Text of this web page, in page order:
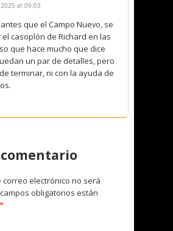
at 09:03
que el Campo Nuevo, se
casoplón de Richard en las
que hace mucho que dice
un par de detalles, pero
terminar, ni con la ayuda de
correo electrónico no será
obligatorios están
*